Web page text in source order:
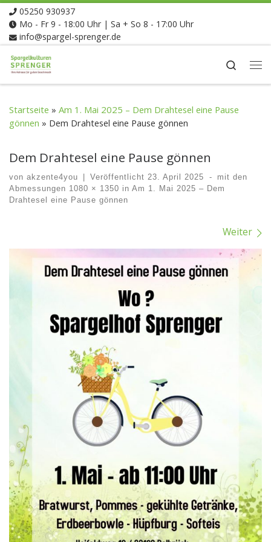
Zum Inhalt springen
05250 930937
Mo - Fr 9 - 18:00 Uhr | Sa + So 8 - 17:00 Uhr
info@spargel-sprenger.de
Search
Startseite » Am 1. Mai 2025 – Dem Drahtesel eine Pause
gönnen » Dem Drahtesel eine Pause gönnen
Dem Drahtesel eine Pause gönnen
von akzente4you Veröffentlicht 23. April 2025 -
mit den
Abmessungen 1080 × 1350 in Am 1. Mai 2025 – Dem
Drahtesel eine Pause gönnen
Weiter